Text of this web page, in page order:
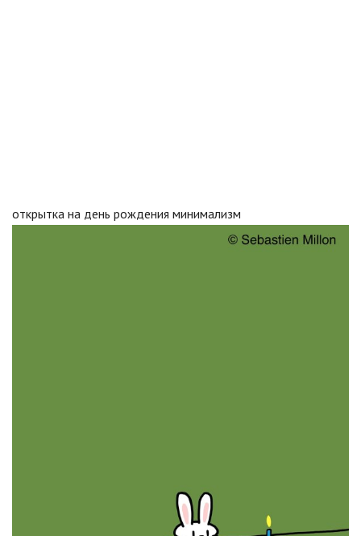
открытка на день рождения минимализм